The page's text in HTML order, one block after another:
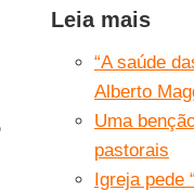
Leia mais
“A saúde
Alberto
Uma
pastorais
Igreja pede